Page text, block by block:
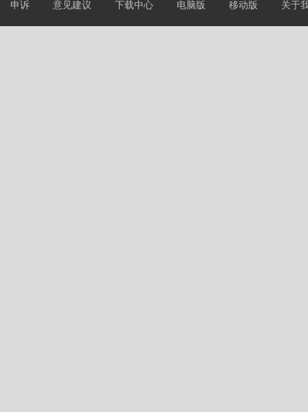
申诉 意见建议 下载中心 电脑版 移动版 关于